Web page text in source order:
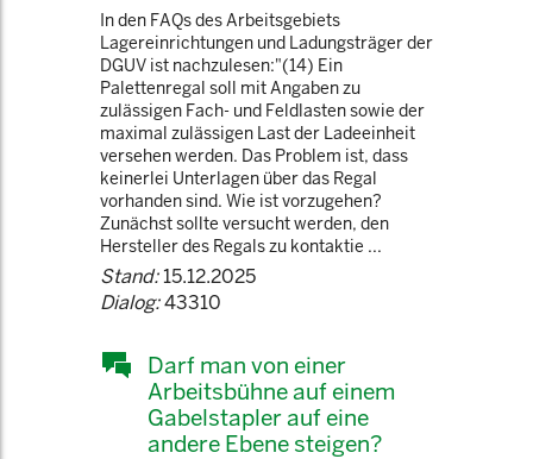
In den FAQs des Arbeitsgebiets
Lagereinrichtungen und Ladungsträger der
DGUV ist nachzulesen:"(14) Ein
Palettenregal soll mit Angaben zu
zulässigen Fach- und Feldlasten sowie der
maximal zulässigen Last der Ladeeinheit
versehen werden. Das Problem ist, dass
keinerlei Unterlagen über das Regal
vorhanden sind. Wie ist vorzugehen?
Zunächst sollte versucht werden, den
Hersteller des Regals zu kontaktie ...
Stand:15.12.2025
Dialog:43310
Darf man von einer
Arbeitsbühne auf einem
Gabelstapler auf eine
andere Ebene steigen?